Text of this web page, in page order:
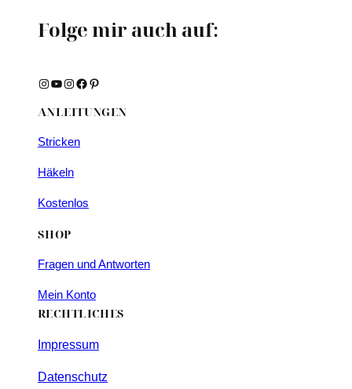
Folge mir auch auf:
Instagram YouTube Instagram Facebook Pinterest
ANLEITUNGEN
Stricken
Häkeln
Kostenlos
SHOP
Fragen und Antworten
Mein Konto
RECHTLICHES
Impressum
Datenschutz